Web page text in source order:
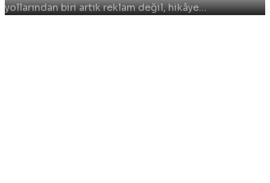
yollarından biri artık reklam değil, hikâye…